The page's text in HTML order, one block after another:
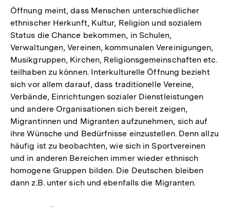
Öffnung meint, dass Menschen unterschiedlicher
ethnischer Herkunft, Kultur, Religion und sozialem
Status die Chance bekommen, in Schulen,
Verwaltungen, Vereinen, kommunalen Vereinigungen,
Musikgruppen, Kirchen, Religionsgemeinschaften etc.
teilhaben zu können. Interkulturelle Öffnung bezieht
sich vor allem darauf, dass traditionelle Vereine,
Verbände, Einrichtungen sozialer Dienstleistungen
und andere Organisationen sich bereit zeigen,
Migrantinnen und Migranten aufzunehmen, sich auf
ihre Wünsche und Bedürfnisse einzustellen. Denn allzu
häufig ist zu beobachten, wie sich in Sportvereinen
und in anderen Bereichen immer wieder ethnisch
homogene Gruppen bilden. Die Deutschen bleiben
dann z.B. unter sich und ebenfalls die Migranten.